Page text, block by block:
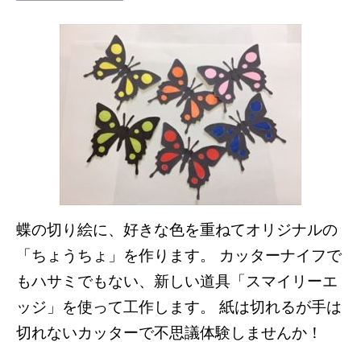
蝶の切り絵に、好きな色を重ねてオリジナルの
「ちょうちょ」を作ります。 カッターナイフで
もハサミでもない、新しい道具「スマイリーエ
ッジ」を使って工作します。 紙は切れるが手は
切れないカッターで不思議体験しませんか！